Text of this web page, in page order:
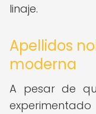
linaje.
Apellidos
moderna
A pesar de